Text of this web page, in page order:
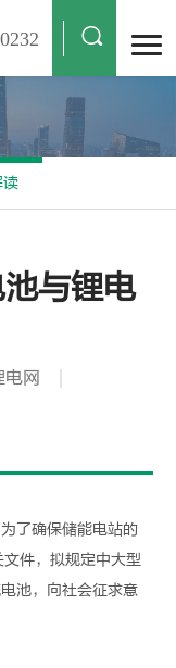
读
与锂电
网
了确保储能电站的
件，拟规定中大型
池，向社会征求意